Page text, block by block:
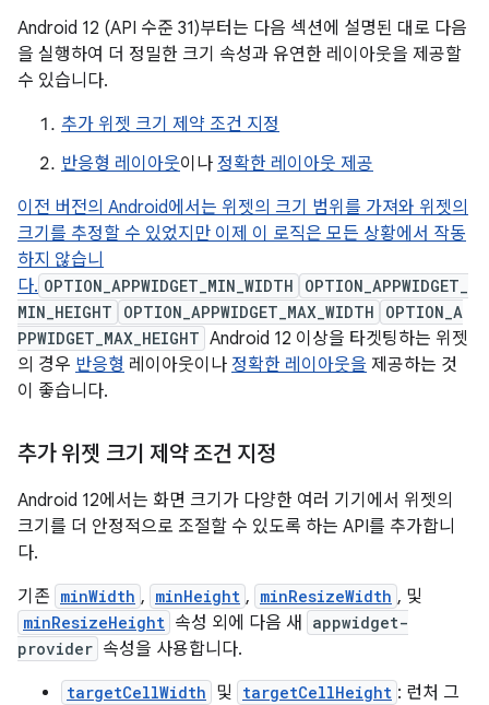
Android 12 (API 수준 31)부터는 다음 섹션에 설명된 대로 다음
을 실행하여 더 정밀한 크기 속성과 유연한 레이아웃을 제공할
수 있습니다.
추가 위젯 크기 제약 조건 지정
반응형 레이아웃이나 정확한 레이아웃 제공
이전 버전의 Android에서는 위젯의 크기 범위를 가져와 위젯의
크기를 추정할 수 있었지만 이제 이 로직은 모든 상황에서 작동
하지 않습니
다. OPTION_APPWIDGET_MIN_WIDTH
OPTION_APPWIDGET_
MIN_HEIGHT
OPTION_APPWIDGET_MAX_WIDTH
OPTION_A
PPWIDGET_MAX_HEIGHT Android 12 이상을 타겟팅하는 위젯
의 경우 반응형 레이아웃이나 정확한 레이아웃을 제공하는 것
이 좋습니다.
추가 위젯 크기 제약 조건 지정
Android 12에서는 화면 크기가 다양한 여러 기기에서 위젯의
크기를 더 안정적으로 조절할 수 있도록 하는 API를 추가합니
다.
기존 minWidth , minHeight , minResizeWidth , 및
minResizeHeight 속성 외에 다음 새
appwidget-
provider 속성을 사용합니다.
targetCellWidth 및 targetCellHeight : 런처 그